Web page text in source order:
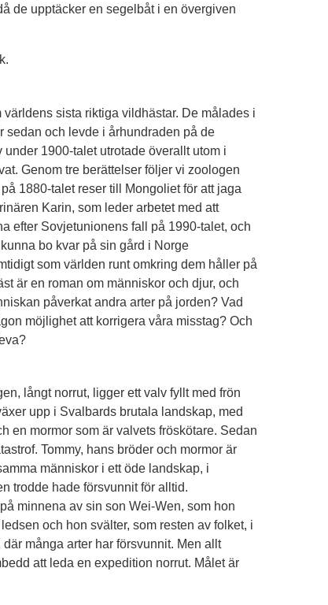
de upptäcker en segelbåt i en övergiven
sista riktiga vildhästar. De målades i
sedan och levde i århundraden på de
1900-talet utrotade överallt utom i
Genom tre berättelser följer vi zoologen
1880-talet reser till Mongoliet för att jaga
Karin, som leder arbetet med att
efter Sovjetunionens fall på 1990-talet, och
bo kvar på sin gård i Norge
som världen runt omkring dem håller på
är en roman om människor och djur, och
påverkat andra arter på jorden? Vad
möjlighet att korrigera våra misstag? Och
långt norrut, ligger ett valv fyllt med frön
upp i Svalbards brutala landskap, med
en mormor som är valvets fröskötare. Sedan
Tommy, hans bröder och mormor är
människor i ett öde landskap, i
trodde hade försvunnit för alltid.
minnena av sin son Wei-Wen, som hon
och hon svälter, som resten av folket, i
många arter har försvunnit. Men allt
att leda en expedition norrut. Målet är